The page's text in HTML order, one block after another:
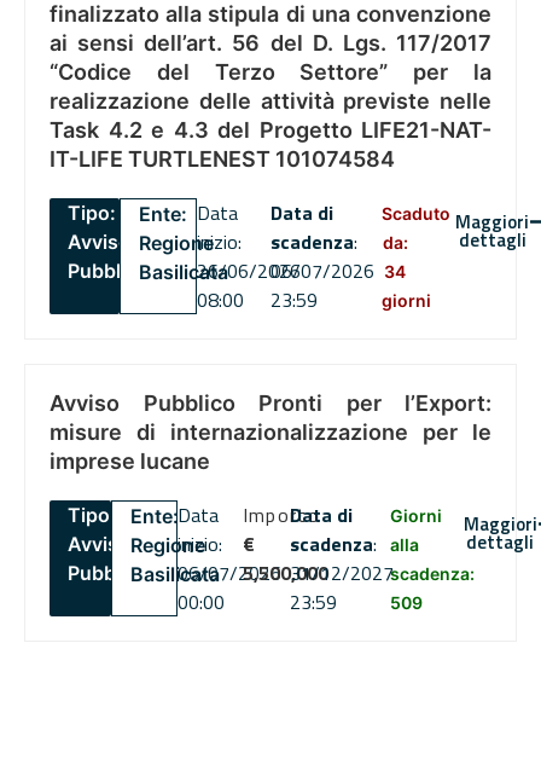
finalizzato alla stipula di una convenzione
ai sensi dell’art. 56 del D. Lgs. 117/2017
“Codice del Terzo Settore” per la
realizzazione delle attività previste nelle
Task 4.2 e 4.3 del Progetto LIFE21-NAT-
IT-LIFE TURTLENEST 101074584
Tipo:
Avviso
Pubblico
Ente:
Regione
Basilicata
Data
inizio:
26/06/2026
08:00
Data di
scadenza:
06/07/2026
23:59
Scaduto
da:
34
giorni
Maggiori
dettagli
Avviso Pubblico Pronti per l’Export:
misure di internazionalizzazione per le
imprese lucane
Tipo:
Avviso
Pubblico
Ente:
Regione
Basilicata
Data
inizio:
06/07/2026
00:00
Importo
€
5,500,000
Data di
scadenza:
31/12/2027
23:59
Giorni
alla
scadenza:
509
Maggiori
dettagli